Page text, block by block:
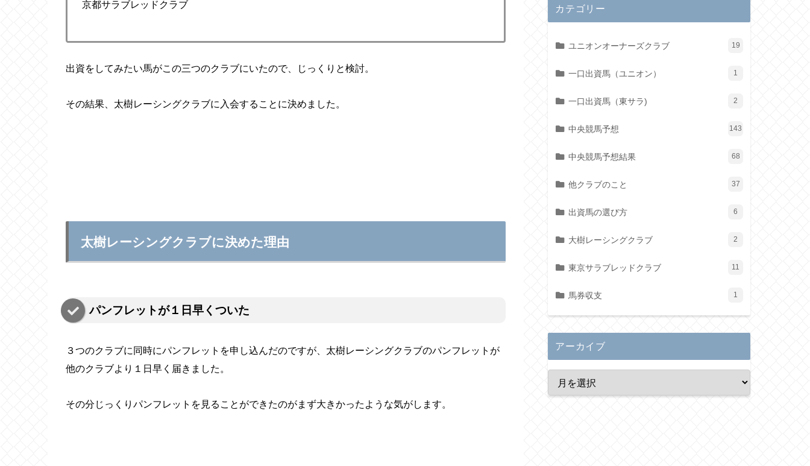
京都サラブレッドクラブ
出資をしてみたい馬がこの三つのクラブにいたので、じっくりと検討。
その結果、太樹レーシングクラブに入会することに決めました。
太樹レーシングクラブに決めた理由
パンフレットが１日早くついた
３つのクラブに同時にパンフレットを申し込んだのですが、太樹レーシングクラブのパンフレットが
他のクラブより１日早く届きました。
その分じっくりパンフレットを見ることができたのがまず大きかったような気がします。
カテゴリー
ユニオンオーナーズクラブ 19
一口出資馬（ユニオン） 1
一口出資馬（東サラ) 2
中央競馬予想 143
中央競馬予想結果 68
他クラブのこと 37
出資馬の選び方 6
大樹レーシングクラブ 2
東京サラブレッドクラブ 11
馬券収支 1
アーカイブ